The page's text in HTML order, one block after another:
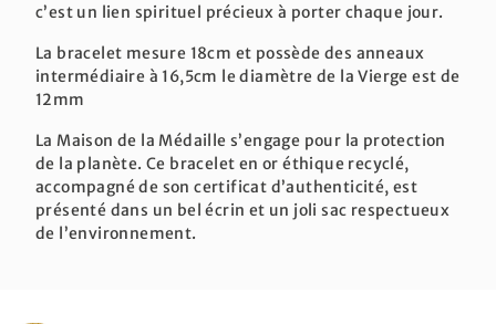
c’est un lien spirituel précieux à porter chaque jour.
La bracelet mesure 18cm et possède des anneaux
intermédiaire à 16,5cm le diamètre de la Vierge est de
12mm
La Maison de la Médaille s’engage pour la protection
de la planète. Ce bracelet en or éthique recyclé,
accompagné de son certificat d’authenticité, est
présenté dans un bel écrin et un joli sac respectueux
de l’environnement.